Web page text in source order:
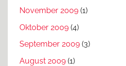
November 2009 (1)
Oktober 2009 (4)
September 2009 (3)
August 2009 (1)